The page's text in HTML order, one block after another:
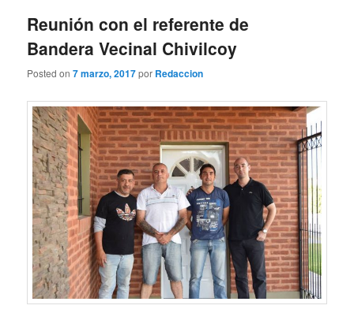
Reunión con el referente de
Bandera Vecinal Chivilcoy
Posted on7 marzo, 2017por Redaccion